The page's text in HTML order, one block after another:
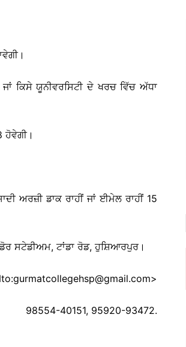
ਕਿਸੇ ਯੂਨੀਵਰਸਿਟੀ ਦੇ ਖਰਚ ਵਿੱਚ ਅੱਧਾ
ਅਰਜ਼ੀ ਡਾਕ ਰਾਹੀਂ ਜਾਂ ਈਮੇਲ ਰਾਹੀਂ 15
ਸਟੇਡੀਅਮ, ਟਾਂਡਾ ਰੋਡ, ਹੁਸ਼ਿਆਰਪੁਰ।
98554-40151, 95920-93472.